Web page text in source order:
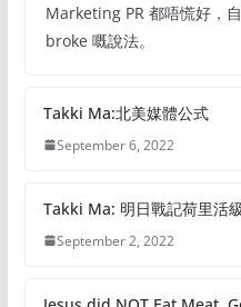
Marketing PR 都唔慌好，
broke 嘅說法。
Takki Ma:北美媒體公式
September 6, 2022
Takki Ma: 明日戰記荷里活
September 2, 2022